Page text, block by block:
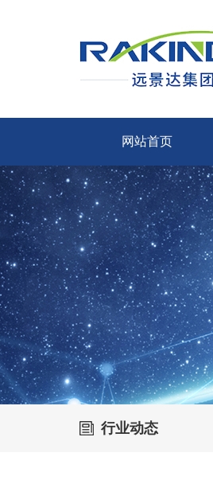
网站首页
行业动态